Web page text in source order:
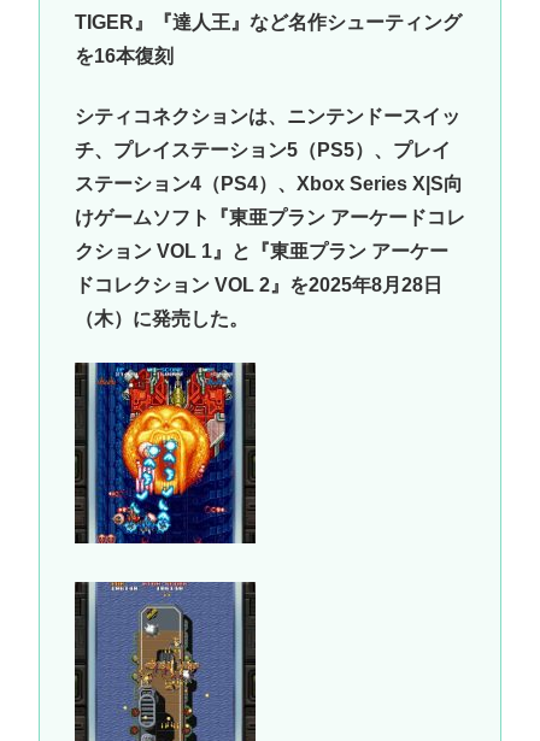
TIGER』『達人王』など名作シューティング
を16本復刻
シティコネクションは、ニンテンドースイッ
チ、プレイステーション5（PS5）、プレイ
ステーション4（PS4）、Xbox Series X|S向
けゲームソフト『東亜プラン アーケードコレ
クション VOL 1』と『東亜プラン アーケー
ドコレクション VOL 2』を2025年8月28日
（木）に発売した。